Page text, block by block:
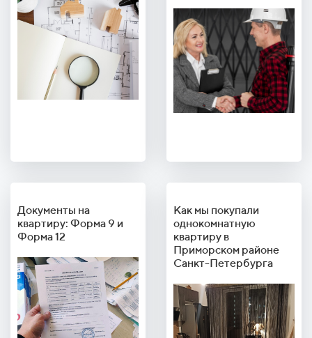
Документы на
квартиру: Форма 9 и
Форма 12
Как мы покупали
однокомнатную
квартиру в
Приморском районе
Санкт-Петербурга